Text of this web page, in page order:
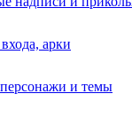
арки
и темы